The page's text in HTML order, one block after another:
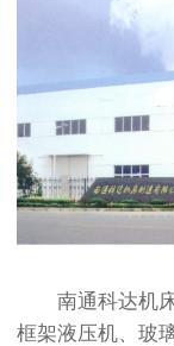
南通科达机床
框架液压机、玻